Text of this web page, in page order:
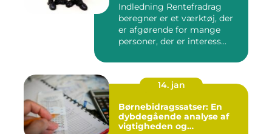
Indledning Rentefradrag
beregner er et værktøj, der
er afgørende for mange
personer, der er interess...
14. jan
Børnebidragssatser: En
dybdegående analyse af
vigtigheden og